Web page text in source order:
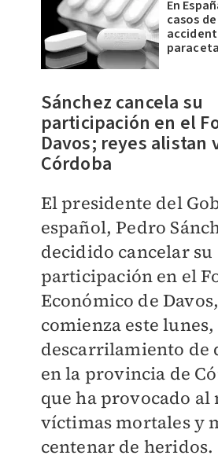
En
casos
​Sánchez cancela su
participación en el
Davos; reyes alistan
Córdoba
El presidente del
español, Pedro
decidido cancelar su
participación en el
Económico de
comienza este
descarrilamiento de
en la provincia de
que ha provocado al
víctimas mortales y
centenar de heridos.